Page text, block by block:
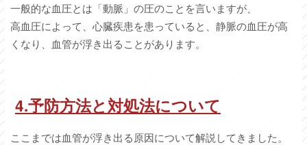
一般的な血圧とは「動脈」の圧のことを言いますが、
高血圧によって、心臓疾患を患っていると、静脈の血圧が高
くなり、血管が浮き出ることがあります。
4.予防方法と対処法について
ここまでは血管が浮き出る原因について解説してきました。